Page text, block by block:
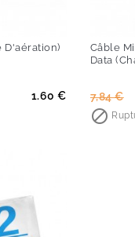
D'aération)
1.60 €
Câble
Data
Prix
de
7,84 €
